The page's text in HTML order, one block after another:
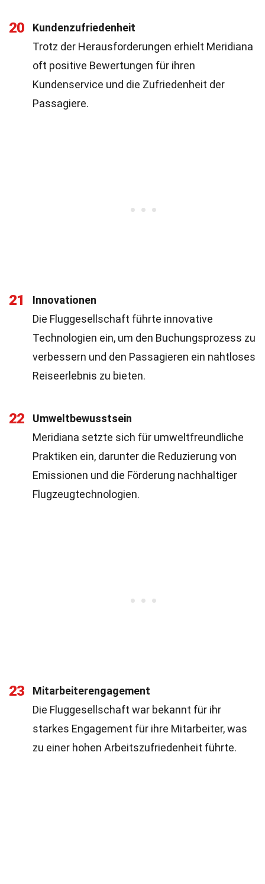
20
Kundenzufriedenheit
Trotz der Herausforderungen erhielt Meridiana
oft positive Bewertungen für ihren
Kundenservice und die Zufriedenheit der
Passagiere.
21
Innovationen
Die Fluggesellschaft führte innovative
Technologien ein, um den Buchungsprozess zu
verbessern und den Passagieren ein nahtloses
Reiseerlebnis zu bieten.
22
Umweltbewusstsein
Meridiana setzte sich für umweltfreundliche
Praktiken ein, darunter die Reduzierung von
Emissionen und die Förderung nachhaltiger
Flugzeugtechnologien.
23
Mitarbeiterengagement
Die Fluggesellschaft war bekannt für ihr
starkes Engagement für ihre Mitarbeiter, was
zu einer hohen Arbeitszufriedenheit führte.